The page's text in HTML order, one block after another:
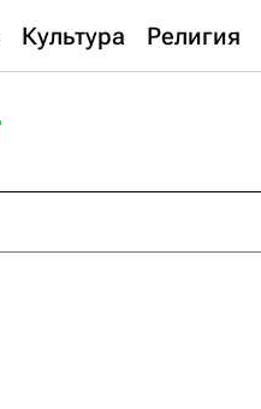
Культура Религия